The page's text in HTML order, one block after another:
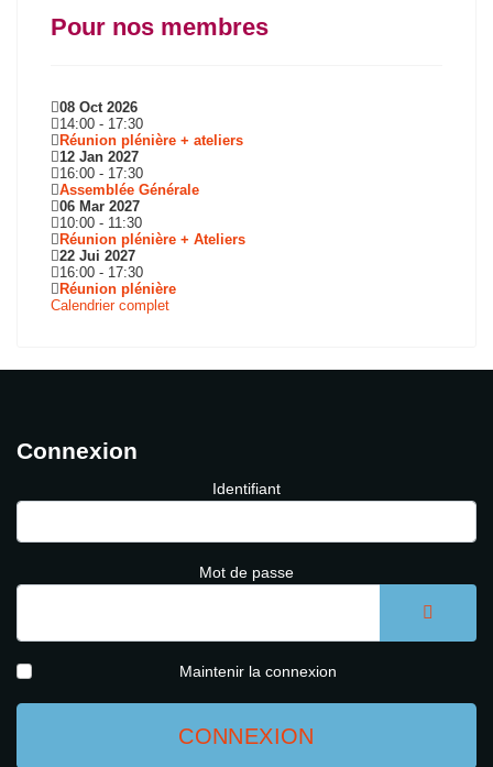
Pour nos membres
08 Oct 2026
14:00 - 17:30
Réunion plénière + ateliers
12 Jan 2027
16:00 - 17:30
Assemblée Générale
06 Mar 2027
10:00 - 11:30
Réunion plénière + Ateliers
22 Jui 2027
16:00 - 17:30
Réunion plénière
Calendrier complet
Connexion
Identifiant
Mot de passe
Maintenir la connexion
CONNEXION